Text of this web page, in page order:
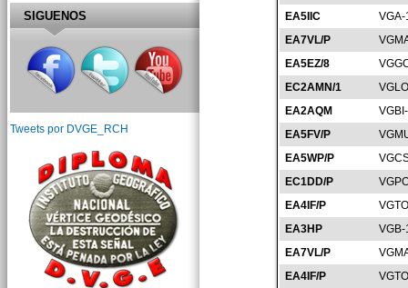
EA5IIC
EA7VL/P
EA5EZ/8
EC2AMN/1
EA2AQM
EA5FV/P
EA5WP/P
EC1DD/P
EA4IF/P
EA3HP
EA7VL/P
EA4IF/P
SIGUENOS
Tweets por DVGE_RCH